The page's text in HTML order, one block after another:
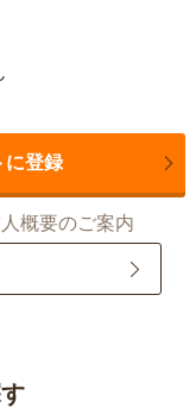
に登録
概要のご案内